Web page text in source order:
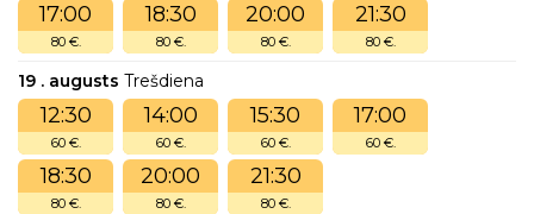
17:00
80 €.
18:30
80 €.
20:00
80 €.
21:30
80 €.
19 . augusts Trešdiena
12:30
60 €.
14:00
60 €.
15:30
60 €.
17:00
60 €.
18:30
80 €.
20:00
80 €.
21:30
80 €.